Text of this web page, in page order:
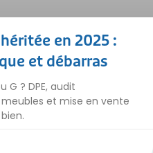
en 2025 :
et débarras
G ? DPE, audit
et mise en vente